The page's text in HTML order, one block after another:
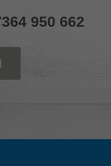
950 662